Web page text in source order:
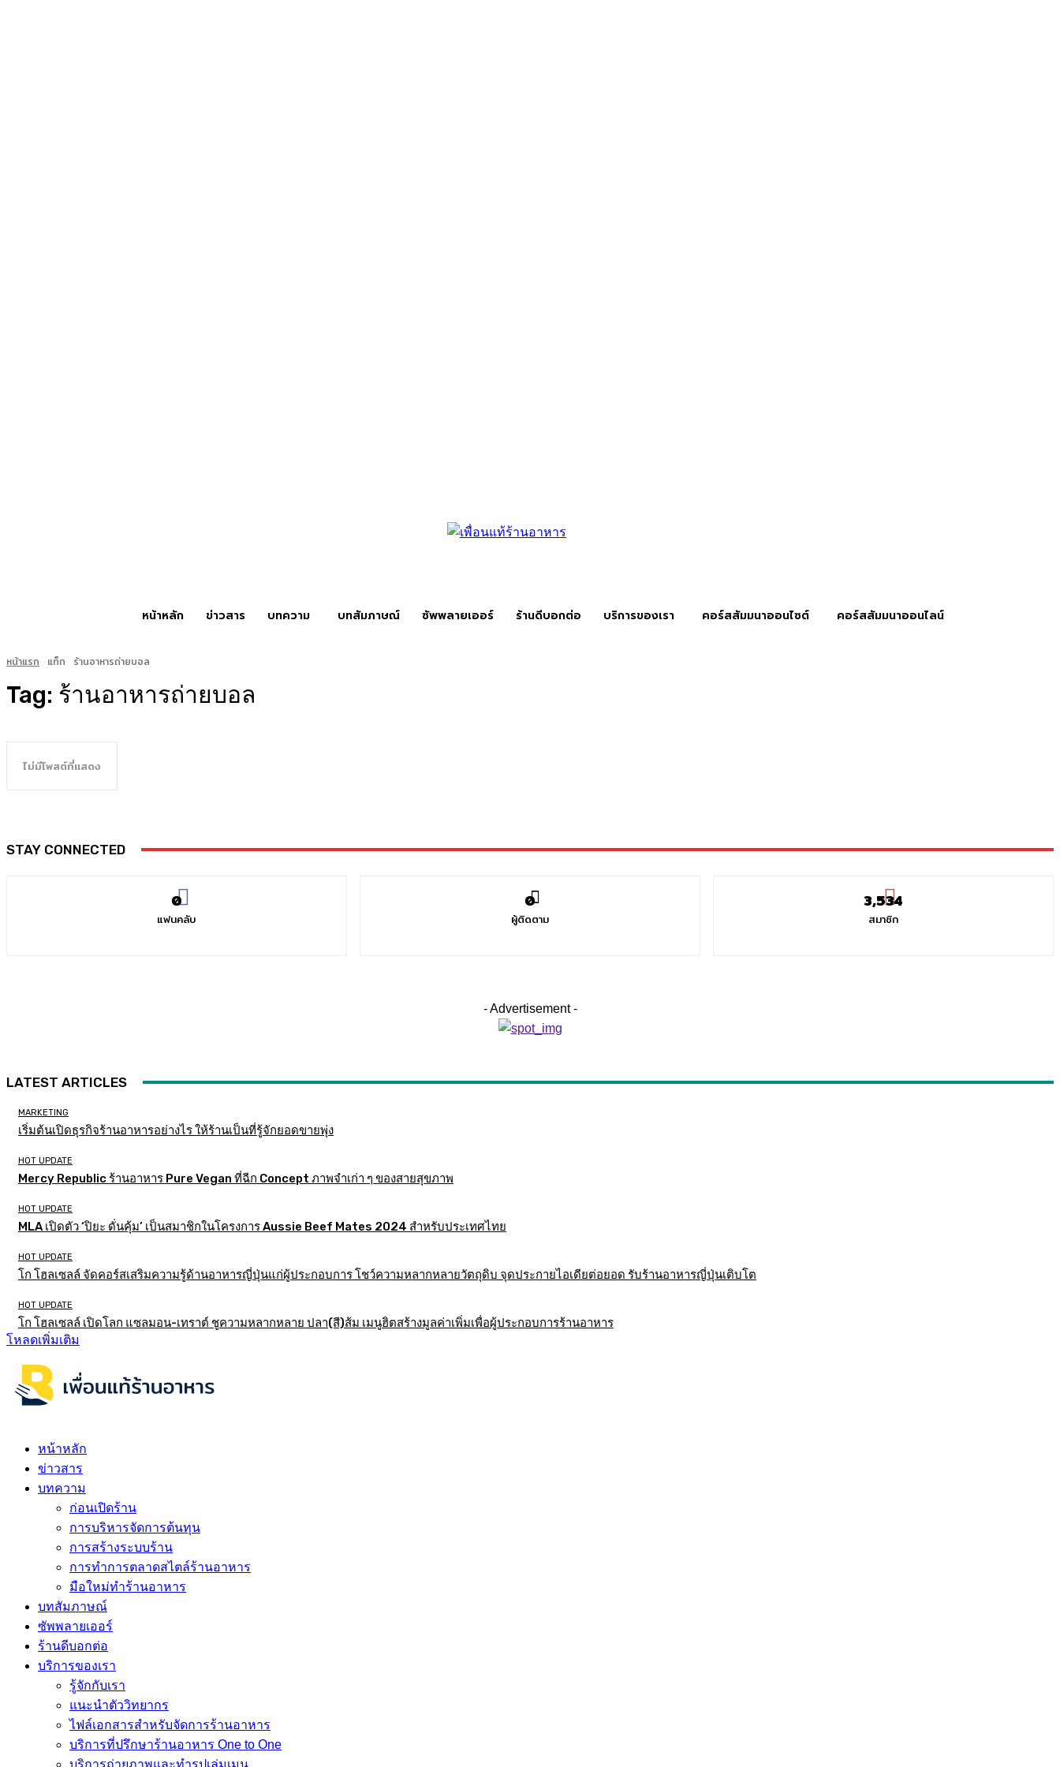
หน้าหลัก ข่าวสาร บทความ บทสัมภาษณ์ ซัพพลายเออร์ ร้านดีบอกต่อ บริการของเรา คอร์สสัมมนาออนไซต์ คอร์สสัมมนาออนไลน์
หน้าแรก แท็ก ร้านอาหารถ่ายบอล
Tag: ร้านอาหารถ่ายบอล
ไม่มีโพสต์ที่แสดง
STAY CONNECTED
0
แฟนคลับ
0
ผู้ติดตาม
3,534
สมาชิก
- Advertisement -
LATEST ARTICLES
MARKETING
เริ่มต้นเปิดธุรกิจร้านอาหารอย่างไร ให้ร้านเป็นที่รู้จักยอดขายพุ่ง
HOT UPDATE
Mercy Republic ร้านอาหาร Pure Vegan ที่ฉีก Concept ภาพจำเก่า ๆ ของสายสุขภาพ
HOT UPDATE
MLA เปิดตัว ‘ปิยะ ดั่นคุ้ม’ เป็นสมาชิกในโครงการ Aussie Beef Mates 2024 สำหรับประเทศไทย
HOT UPDATE
โก โฮลเซลล์ จัดคอร์สเสริมความรู้ด้านอาหารญี่ปุ่นแก่ผู้ประกอบการ โชว์ความหลากหลายวัตถุดิบ จุดประกายไอเดียต่อยอด รับร้านอาหารญี่ปุ่นเติบโต
HOT UPDATE
โก โฮลเซลล์ เปิดโลก แซลมอน-เทราต์ ชูความหลากหลาย ปลา(สี)ส้ม เมนูฮิตสร้างมูลค่าเพิ่มเพื่อผู้ประกอบการร้านอาหาร
โหลดเพิ่มเติม
หน้าหลัก
ข่าวสาร
บทความ
ก่อนเปิดร้าน
การบริหารจัดการต้นทุน
การสร้างระบบร้าน
การทำการตลาดสไตล์ร้านอาหาร
มือใหม่ทำร้านอาหาร
บทสัมภาษณ์
ซัพพลายเออร์
ร้านดีบอกต่อ
บริการของเรา
รู้จักกับเรา
แนะนำตัววิทยากร
ไฟล์เอกสารสำหรับจัดการร้านอาหาร
บริการที่ปรึกษาร้านอาหาร One to One
บริการถ่ายภาพและทำรูปเล่มเมนู